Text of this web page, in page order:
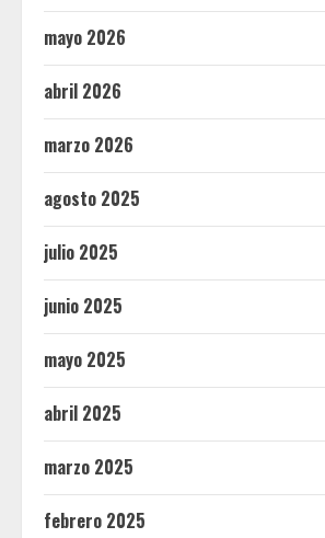
mayo 2026
abril 2026
marzo 2026
agosto 2025
julio 2025
junio 2025
mayo 2025
abril 2025
marzo 2025
febrero 2025